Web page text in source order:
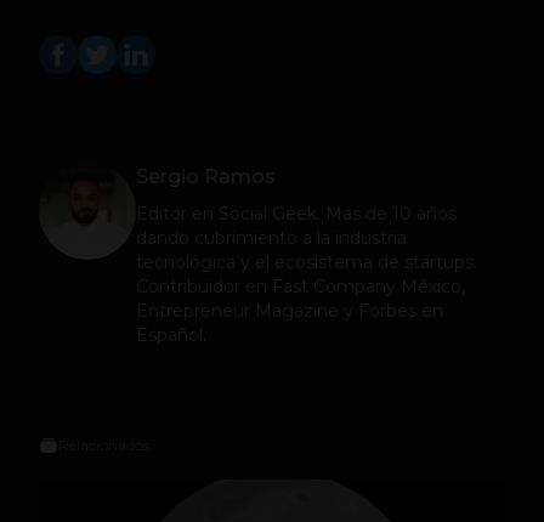
Sergio Ramos
Editor en Social Geek
. Más de 10 años
dando cubrimiento a la industria
tecnológica y el ecosistema de startups.
Contribuidor en Fast Company México,
Entrepreneur Magazine y Forbes en
Español.